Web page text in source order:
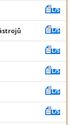
L/5
L/5
L/5
L/5
L/5
L/5